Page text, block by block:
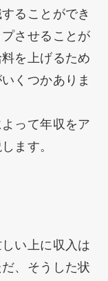
ることができ
させることが
を上げるため
くつかありま
って年収をア
ます。
い上に収入は
、そうした状